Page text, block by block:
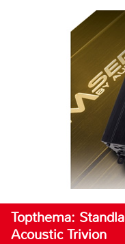
Topthema:
Acoustic Trivion